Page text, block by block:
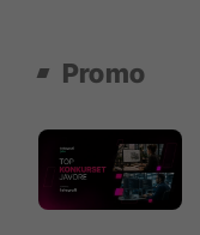
Promo